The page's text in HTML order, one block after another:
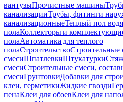
вантузыПрочистные машины
канализацииТрубы, фитинги
канализационныеТеплый пол
полаКоллекторы и
полаАвтоматика для теплого
полаСтроительствоСтроительные
смесиШпатлевкиШтукатурки
смесиСтроительные смеси,
смесиГрунтовкиДобавки для
клеи, герметикиЖидкие гвозди
пенаКлеи для обоевКлеи для